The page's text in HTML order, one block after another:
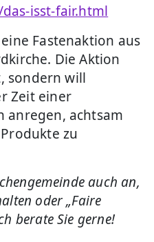
isst-fair.html
Fastenaktion aus
Die Aktion
sondern will
Zeit einer
anregen, achtsam
zu
auch an,
oder „Faire
berate Sie gerne!